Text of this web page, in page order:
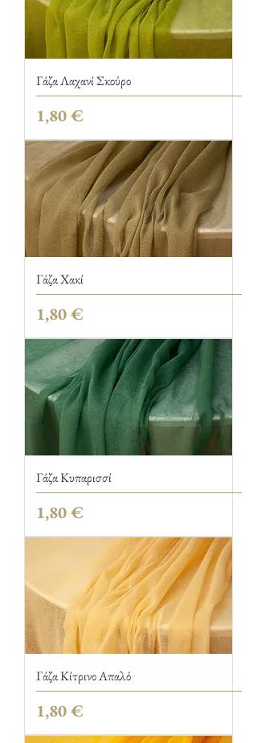
Γάζα Λαχανί Σκούρο
Τιμή
1,80 €
Γάζα Χακί
Τιμή
1,80 €
Γάζα Κυπαρισσί
Τιμή
1,80 €
Γάζα Κίτρινο Απαλό
Τιμή
1,80 €